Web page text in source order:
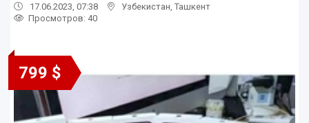
17.06.2023, 07:38 Узбекистан Ташкент
Просмотров: 40
799 $